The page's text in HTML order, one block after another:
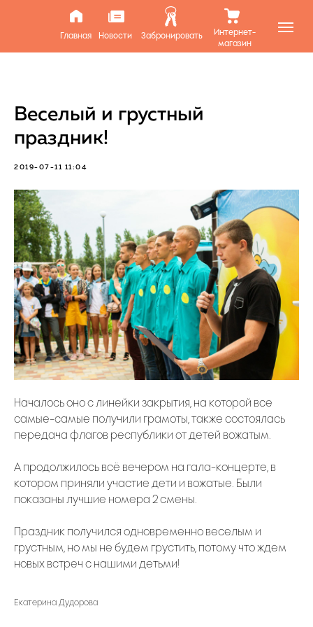
Главная Новости Забронировать
Интернет-
магазин
Веселый и грустный
праздник!
2019-07-11 11:04
Началось оно с линейки закрытия, на которой все
самые-самые получили грамоты, также состоялась
передача флагов республики от детей вожатым.
А продолжилось всё вечером на гала-концерте, в
котором приняли участие дети и вожатые. Были
показаны лучшие номера 2 смены.
Праздник получился одновременно веселым и
грустным, но мы не будем грустить, потому что ждем
новых встреч с нашими детьми!
Екатерина Дудорова